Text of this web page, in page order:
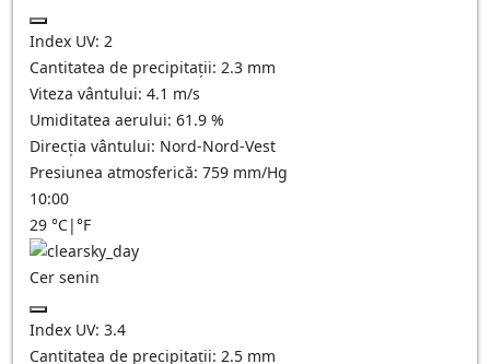
Index UV: 2
Cantitatea de precipitații: 2.3 mm
Viteza vântului: 4.1 m/s
Umiditatea aerului: 61.9 %
Direcția vântului: Nord-Nord-Vest
Presiunea atmosferică: 759 mm/Hg
10:00
29 °C|°F
Cer senin
Index UV: 3.4
Cantitatea de precipitații: 2.5 mm